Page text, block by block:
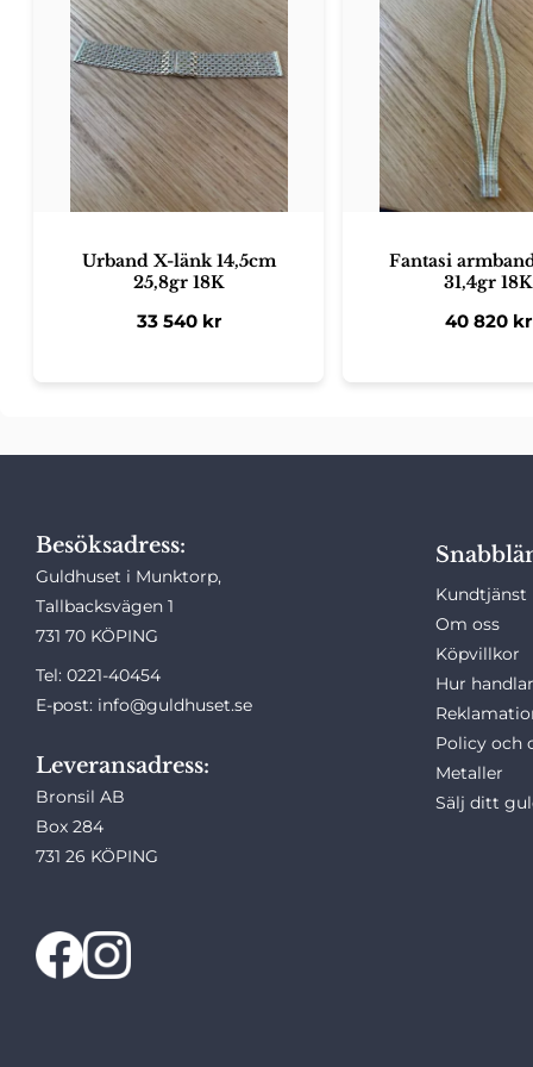
Urband X-länk 14,5cm
25,8gr 18K
33 540kr
Fantasi
31,4gr 18K
40 820kr
Besöksadress:
Guldhuset i Munktorp,
Tallbacksvägen 1
731 70 KÖPING
Tel: 0221-40454
E-post: info@guldhuset.se
Leveransadress:
Bronsil AB
Box 284
731 26 KÖPING
Kundtjänst
Om oss
Köpvillkor
Hur
Policy och
Metaller
Sälj ditt